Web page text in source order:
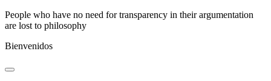
People who have no need for transparency in their argumentation
are lost to philosophy
Bienvenidos